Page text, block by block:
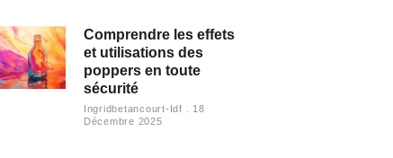
Comprendre les effets
et utilisations des
poppers en toute
sécurité
Ingridbetancourt-Idf
18
Décembre 2025